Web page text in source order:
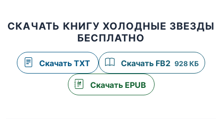
СКАЧАТЬ КНИГУ ХОЛОДНЫЕ ЗВЕЗДЫ
БЕСПЛАТНО
Скачать TXT Скачать FB2 928 КБ
Скачать EPUB